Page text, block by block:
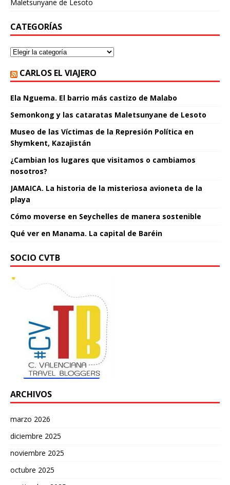
Maletsunyane de Lesoto
CATEGORÍAS
CARLOS EL VIAJERO
Ela Nguema. El barrio más castizo de Malabo
Semonkong y las cataratas Maletsunyane de Lesoto
Museo de las Víctimas de la Represión Política en
Shymkent, Kazajistán
¿Cambian los lugares que visitamos o cambiamos
nosotros?
JAMAICA. La historia de la misteriosa avioneta de la
playa
Cómo moverse en Seychelles de manera sostenible
Qué ver en Manama. La capital de Baréin
SOCIO CVTB
ARCHIVOS
marzo 2026
diciembre 2025
noviembre 2025
octubre 2025